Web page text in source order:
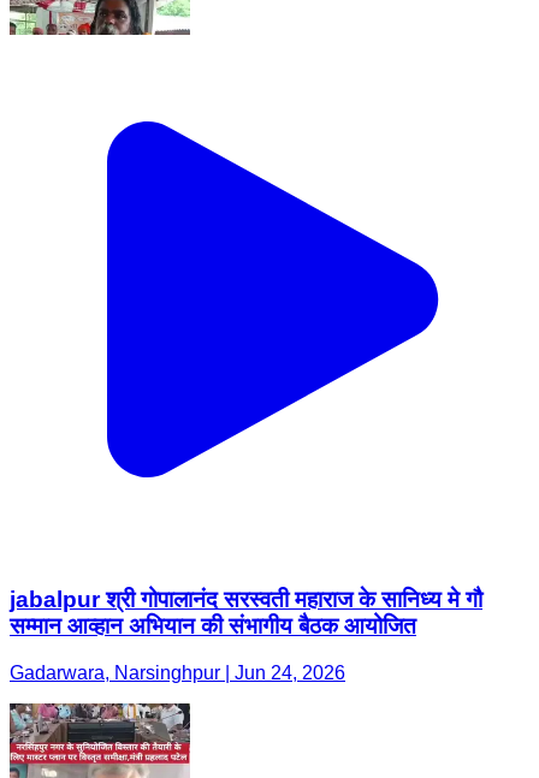
jabalpur श्री गोपालानंद सरस्वती महाराज के सानिध्य मे गौ
सम्मान आव्हान अभियान की संभागीय बैठक आयोजित
Gadarwara, Narsinghpur | Jun 24, 2026